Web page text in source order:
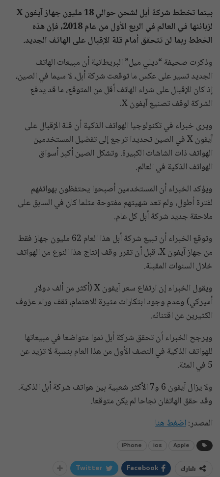
بينما تخطط شركة أبل لشحن حوالي 18 مليون جهاز آيفون X
لزبائنها في العالم في الربع الأول من عام 2018، فإن هذه
الخطط ربما لن تتحقق أمام قلة الإقبال على الهاتف الجديد.
وذكرت صحيفة “ديلي ميل” البريطانية أن مبيعات الهاتف
الجديد تسير على عكس ما توقعت شركة أبل، لا سيما في الصين،
إذ كان الإقبال على شراء الهاتف أقل من المتوقع، ما قد يدفع
الشركة لوقف تصنيع آيفون X.
ويرى خبراء في تكنولوجيا الهواتف الذكية أن قلة الإقبال على
آيفون X في الصين تحديدا ترجع إلى تفضيل المستخدمين
الهواتف ذات الشاشات الكبيرة. وتشكل الصين أكبر أسواق
الهواتف الذكية في العالم.
ويؤكد الخبراء أن المستخدمين أصبحوا يحتفظون بهواتفهم
لفترة أطول، ولم تعد شهيتهم مفتوحة مثلما كان في السابق على
ملاحقة جديد شركة أبل كل عام.
وتوقع الخبراء أن تبيع شركة أبل هذا العام 62 مليون جهاز فقط
من جهاز آيفون X، قبل أن تقرر وقف إنتاج هذا النوع من الهواتف
خلال السنوات المقبلة.
ويقول الخبراء إن ارتفاع سعر آيفون X (أكثر من ألف دولار
أميركي) وعدم وجود ابتكارات مثيرة للاهتمام، تقف وراء عزوف
الكثيرين عن اقتنائه.
ويرجح الخبراء أن تحقق شركة أبل نموا متواضعا في مبيعاتها
للهواتف الذكية في النصف الأول من هذا العام بنسبة لا تزيد عن
5 في المئة.
ولا يزال آيفون 6 و7 الأكثر شعبية بين هواتف شركة أبل الذكية.
وقد حقق الهاتفان نجاحا لم يكن متوقعا.
المصدر:اضغط هنا
Apple
ios
iPhone
شارك Facebook
Twitter